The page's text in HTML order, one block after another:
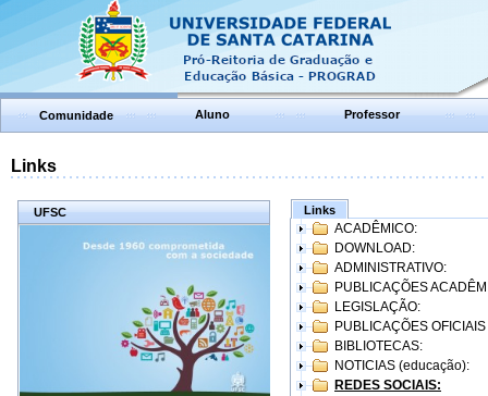
Comunidade Aluno Professor
Links
UFSC Links
ACADÊMICO:
DOWNLOAD:
ADMINISTRATIVO:
PUBLICAÇÕES
LEGISLAÇÃO:
PUBLICAÇÕES
BIBLIOTECAS:
NOTICIAS (educação):
REDES SOCIAIS: